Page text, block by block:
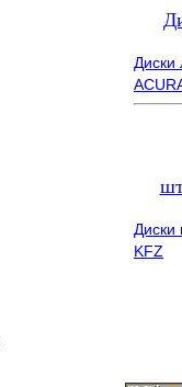
Диски
KFZ